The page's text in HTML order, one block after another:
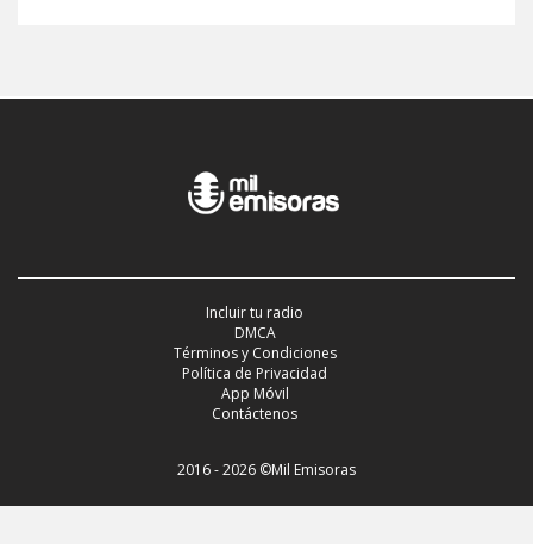
Incluir tu radio
DMCA
Términos y Condiciones
Política de Privacidad
App Móvil
Contáctenos
2016 - 2026 ©Mil Emisoras